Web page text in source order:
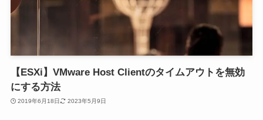
【ESXi】VMware Host Clientのタイムアウトを無効
にする方法
2019年6月18日 2023年5月9日